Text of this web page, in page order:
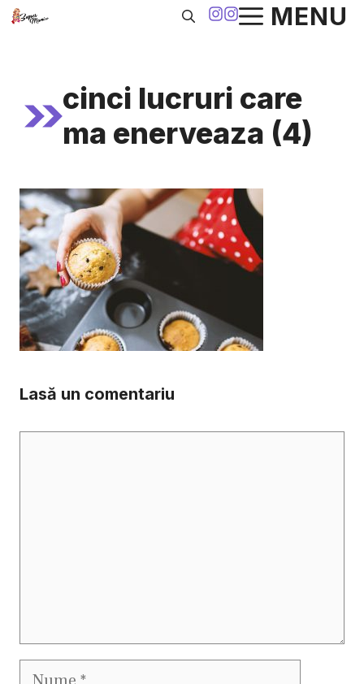
Sari
MENU
cinci lucruri care
ma enerveaza (4)
Lasă un comentariu
Nume